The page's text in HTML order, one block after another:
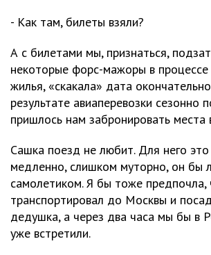
- Как там, билеты взяли?
А с билетами мы, признаться,
некоторые форс-мажоры в процессе
жилья, «скакала» дата
результате авиаперевозки сезонно
пришлось нам забронировать места
Сашка поезд не любит. Для него
медленно, слишком муторно, он бы
самолетиком. Я бы тоже предпочла,
транспортировал до Москвы и
дедушка, а через два часа мы бы в
уже встретили.